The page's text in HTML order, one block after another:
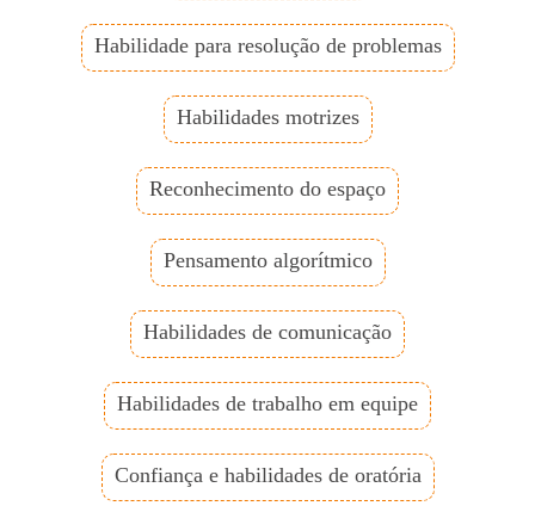
Habilidade para resolução de problemas
Habilidades motrizes
Reconhecimento do espaço
Pensamento algorítmico
Habilidades de comunicação
Habilidades de trabalho em equipe
Confiança e habilidades de oratória